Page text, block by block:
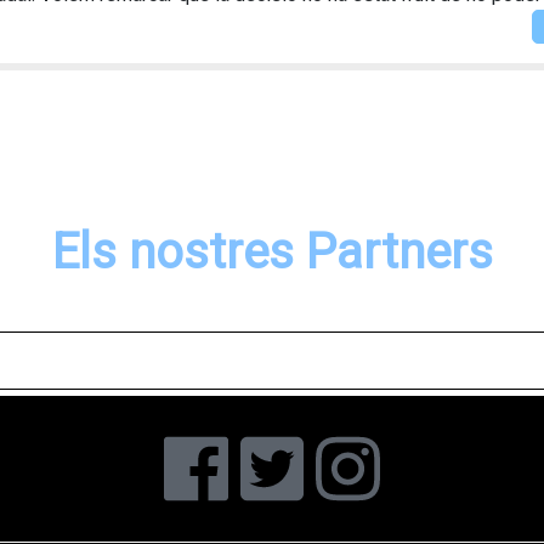
Els nostres Partners